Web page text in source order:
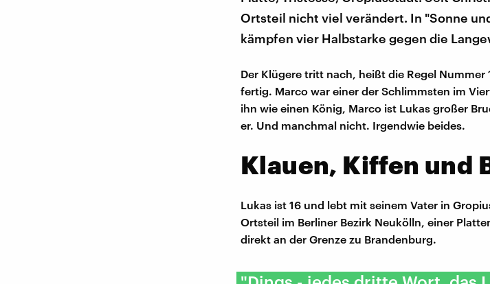
Ortsteil nicht viel verändert. In "Sonne
kämpfen vier Halbstarke gegen die
Der Klügere tritt nach, heißt die Regel Nummer
fertig. Marco war einer der Schlimmsten im
ihn wie einen König, Marco ist Lukas großer
er. Und manchmal nicht. Irgendwie beides.
​Klauen, Kiffen und
Lukas ist 16 und lebt mit seinem Vater in
Ortsteil im Berliner Bezirk Neukölln, einer
direkt an der Grenze zu Brandenburg.